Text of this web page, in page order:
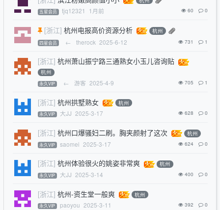
五星会员 tjq12321 1月前 60 0
[浙江] 杭州电报高价资源分析 杭州
四星会员 ← therock 2025-6-12 731 1
[浙江] 杭州萧山振宁路三通熟女小玉儿咨询贴
杭州
永久VIP ← 游客 2025-4-9 705 1
[浙江] 杭州拱墅熟女 杭州
永久VIP 大JJ 2025-3-17 628 0
[浙江] 杭州口爆骚妇二刷。胸夹颜射了这次 杭州
永久VIP saomei 2025-3-17 624 0
[浙江] 杭州体验很火的姚姿非常爽 杭州
永久VIP 大JJ 2025-3-14 400 0
[浙江] 杭州-资生堂一般爽 杭州
永久VIP paoyou 2025-3-11 392 0